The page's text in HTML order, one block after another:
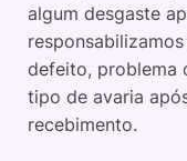
algum desgaste
defeito, problema
tipo de avaria
recebimento.